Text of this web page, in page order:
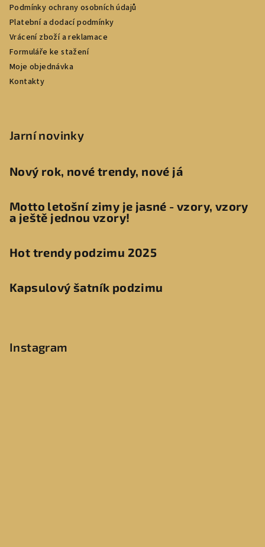
Podmínky ochrany osobních údajů
Platební a dodací podmínky
Vrácení zboží a reklamace
Formuláře ke stažení
Moje objednávka
Kontakty
Jarní novinky
Nový rok, nové trendy, nové já
Motto letošní zimy je jasné - vzory, vzory
a ještě jednou vzory!
Hot trendy podzimu 2025
Kapsulový šatník podzimu
Instagram